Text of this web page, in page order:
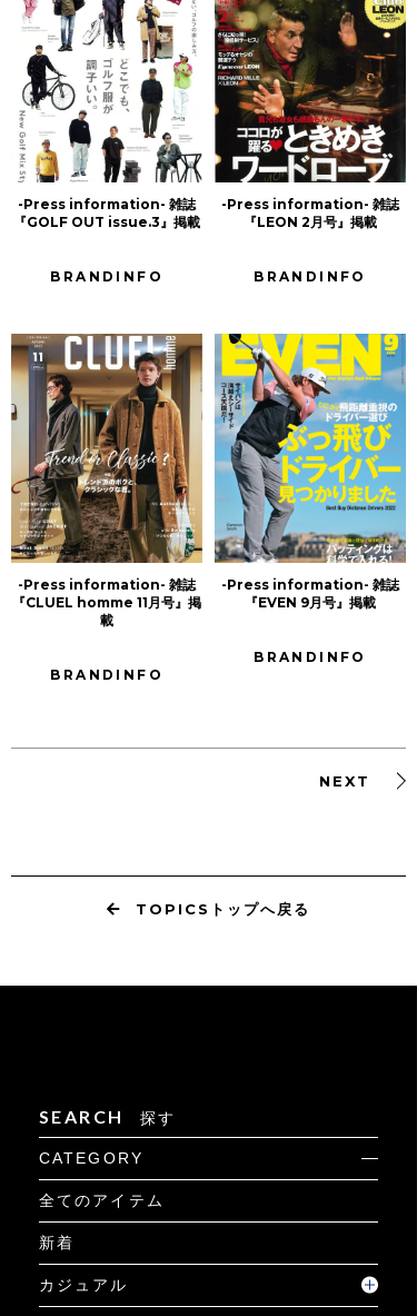
-Press information- 雑誌
『GOLF OUT issue.3』掲載
BRANDINFO
-Press information- 雑誌
『LEON 2月号』掲載
BRANDINFO
-Press information- 雑誌
『CLUEL homme 11月号』掲
載
BRANDINFO
-Press information- 雑誌
『EVEN 9月号』掲載
BRANDINFO
NEXT
TOPICSトップへ戻る
SEARCH 探す
CATEGORY
全てのアイテム
新着
カジュアル